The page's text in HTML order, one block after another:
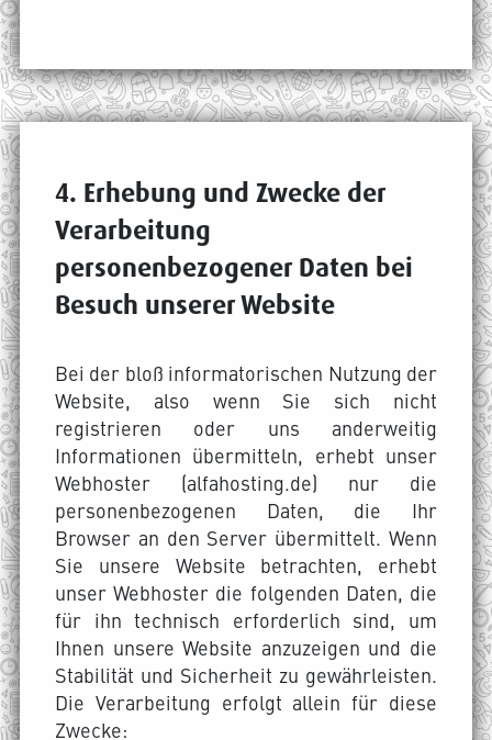
4. Erhebung und Zwecke der
Verarbeitung
personenbezogener Daten bei
Besuch unserer Website
Bei der bloß informatorischen Nutzung der
Website, also wenn Sie sich nicht
registrieren oder uns anderweitig
Informationen übermitteln, erhebt unser
Webhoster (alfahosting.de) nur die
personenbezogenen Daten, die Ihr
Browser an den Server übermittelt. Wenn
Sie unsere Website betrachten, erhebt
unser Webhoster die folgenden Daten, die
für ihn technisch erforderlich sind, um
Ihnen unsere Website anzuzeigen und die
Stabilität und Sicherheit zu gewährleisten.
Die Verarbeitung erfolgt allein für diese
Zwecke: